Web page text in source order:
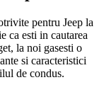
pentru Jeep la
ca esti in cautarea
la noi gasesti o
si caracteristici
de condus.